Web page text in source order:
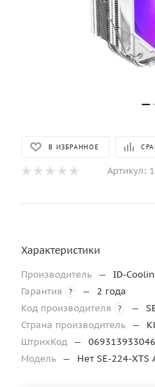
В ИЗБРАННОЕ
Артикул:
Характеристики
Производитель —
ID-
Гарантия
? —
2 года
Код производителя
? —
Страна производитель —
ШтрихКод —
Модель — Нет SE-224-XTS